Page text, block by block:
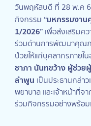
วันพฤหัสบดี ที่ 28 พ.ค
กิจกรรม “มหกรรมงา
1/2026” เพื่อส่งเสริมค
ร่วมด้านการพัฒนาคุณภ
ป่วยให้แก่บุคลากรภายใ
ชาภา นันทขว้าง ผู้ช่วย
ลำพูน เป็นประธานกล่า
พยาบาล และเจ้าหน้าที่จ
ร่วมกิจกรรมอย่างพร้อม